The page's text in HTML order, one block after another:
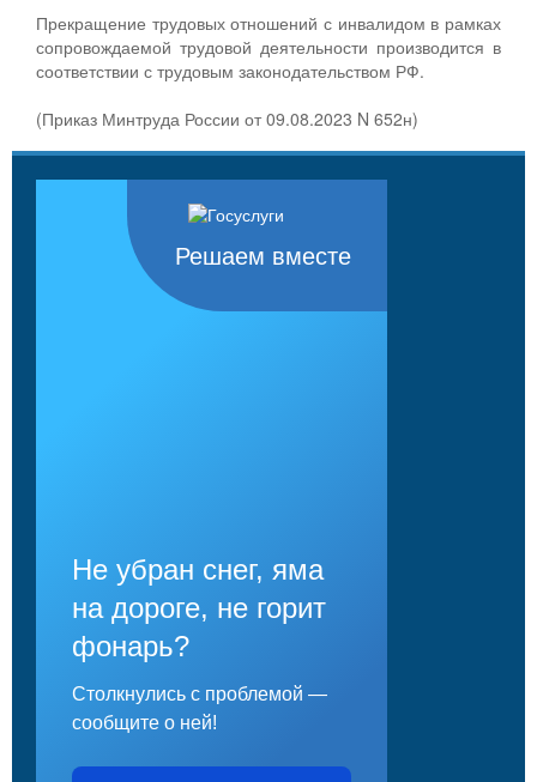
Прекращение трудовых отношений с инвалидом в рамках
сопровождаемой трудовой деятельности производится в
соответствии с трудовым законодательством РФ.
(Приказ Минтруда России от 09.08.2023 N 652н)
Решаем вместе
Не убран снег, яма
на дороге, не горит
фонарь?
Столкнулись с проблемой —
сообщите о ней!